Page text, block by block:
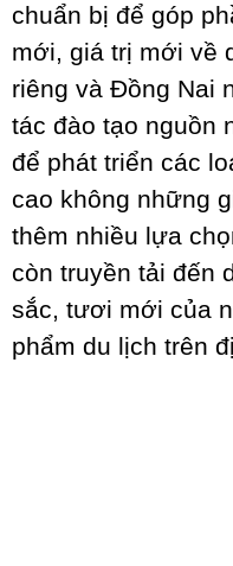
chuẩn bị để góp
mới, giá trị mới về
riêng và Đồng Nai
tác đào tạo nguồn
để phát triển các
cao không những
thêm nhiều lựa
còn truyền tải đến
sắc, tươi mới của
phẩm du lịch trên